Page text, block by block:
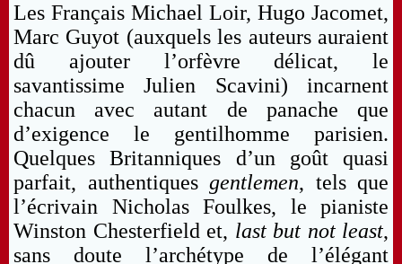
Les Français Michael Loir, Hugo Jacomet,
Marc Guyot (auxquels les auteurs auraient
dû ajouter l’orfèvre délicat, le
savantissime Julien Scavini) incarnent
chacun avec autant de panache que
d’exigence le gentilhomme parisien.
Quelques Britanniques d’un goût quasi
parfait, authentiques gentlemen, tels que
l’écrivain Nicholas Foulkes, le pianiste
Winston Chesterfield et, last but not least,
sans doute l’archétype de l’élégant